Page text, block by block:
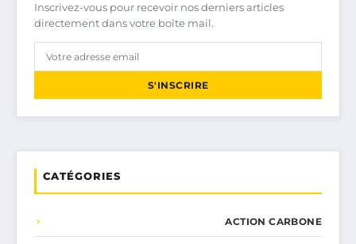
Inscrivez-vous pour recevoir nos derniers articles
directement dans votre boîte mail.
S'INSCRIRE
CATÉGORIES
ACTION CARBONE